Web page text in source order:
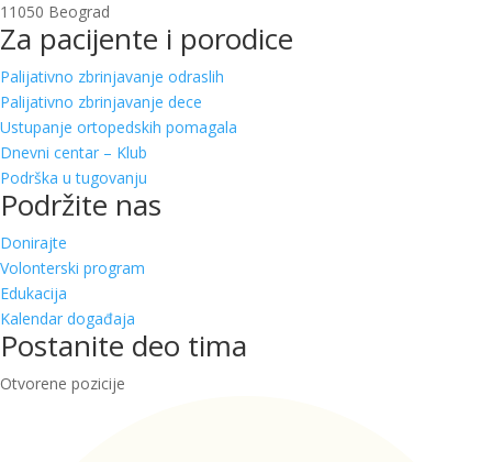
11050 Beograd
Za pacijente i porodice
Palijativno zbrinjavanje odraslih
Palijativno zbrinjavanje dece
Ustupanje ortopedskih pomagala
Dnevni centar – Klub
Podrška u tugovanju
Podržite nas
Donirajte
Volonterski program
Edukacija
Kalendar događaja
Postanite deo tima
Otvorene pozicije